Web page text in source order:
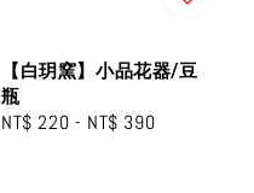
【白玥窯】小品花器/豆
瓶
Regular
NT$ 220 - NT$ 390